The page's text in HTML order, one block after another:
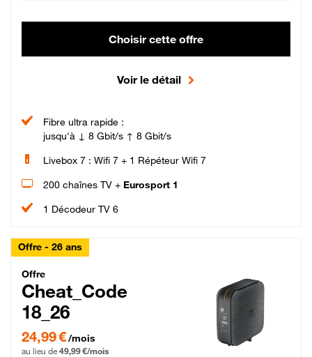
Choisir cette offre
Voir le détail
Fibre ultra rapide :
jusqu'à ↓ 8 Gbit/s ↑ 8 Gbit/s
Livebox 7 : Wifi 7 + 1 Répéteur Wifi 7
200 chaînes TV + Eurosport 1
1 Décodeur TV 6
Offre - 26 ans
Cheat_Code Fibre_18_26
Offre
Cheat_Code
18_26
24,99 € par mois pendant 0 mois puis 49,99 € par mois, Sans engagement
24,99 €/mois
au lieu de 49,99 €/mois